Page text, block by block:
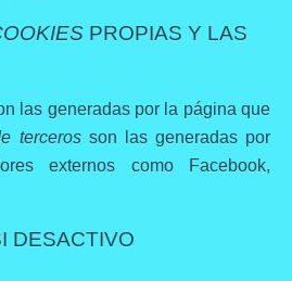
PROPIAS Y LAS
las generadas por la página que
tercerosson las generadas por
externos como Facebook,
DESACTIVO